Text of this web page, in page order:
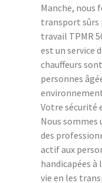
Manche, nous
transport sûrs
travail TPMR
est un service
chauffeurs
personnes
Votre sécurité
Nous
des
actif aux
handicapées à
vie en les